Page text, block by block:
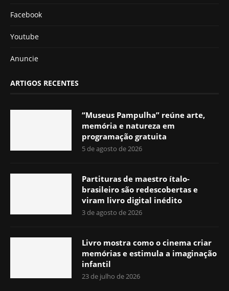
Facebook
Youtube
Anuncie
ARTIGOS RECENTES
“Museus Pampulha” reúne arte,
memória e natureza em
programação gratuita
5 de agosto de 2026
Partituras de maestro ítalo-
brasileiro são redescobertas e
viram livro digital inédito
3 de agosto de 2026
Livro mostra como o cinema criar
memórias e estimula a imaginação
infantil
23 de julho de 2026